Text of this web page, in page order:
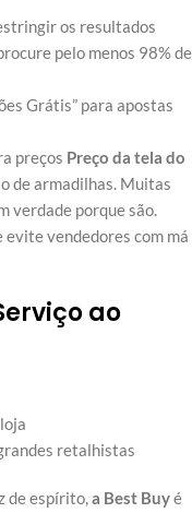
os resultados
pelo menos 98% de
Grátis” para apostas
preços Preço da tela do
de armadilhas. Muitas
verdade porque são.
evite vendedores com má
ao
retalhistas
de espírito,a Best Buyé